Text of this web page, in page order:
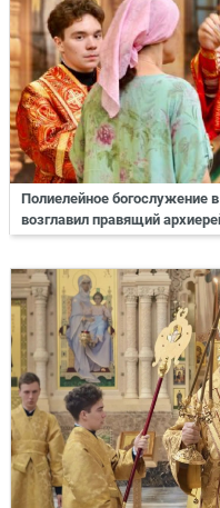
Полиелейное богослужение
возглавил правящий